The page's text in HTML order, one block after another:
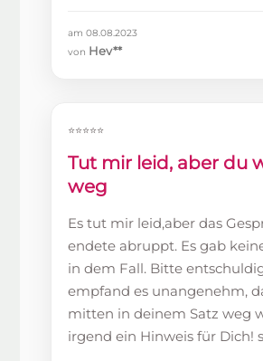
am 08.08.2023
von Hev**
⭐⭐⭐⭐⭐
Tut mir leid, aber du
weg
Es tut mir leid,aber das
endete abruppt. Es gab
in dem Fall. Bitte
empfand es unangenehm,
mitten in deinem Satz weg
irgend ein Hinweis für Dich!